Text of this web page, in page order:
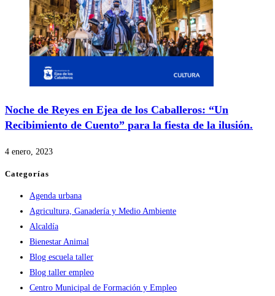
Noche de Reyes en Ejea de los Caballeros: “Un
Recibimiento de Cuento” para la fiesta de la ilusión.
4 enero, 2023
Categorías
Agenda urbana
Agricultura, Ganadería y Medio Ambiente
Alcaldía
Bienestar Animal
Blog escuela taller
Blog taller empleo
Centro Municipal de Formación y Empleo